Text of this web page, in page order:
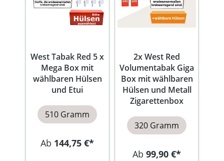
West Tabak Red 5 x
Mega Box mit
wählbaren Hülsen
und Etui
510 Gramm
Ab 144,75 €*
2x West Red
Volumentabak Giga
Box mit wählbaren
Hülsen und Metall
Zigarettenbox
320 Gramm
Ab 99,90 €*